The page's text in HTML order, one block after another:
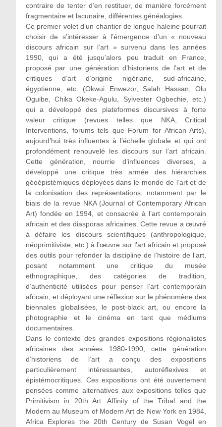
contraire de tenter d’en restituer, de manière forcément
fragmentaire et lacunaire, différentes généalogies.
Ce premier volet d’un chantier de longue haleine pourrait
choisir de s’intéresser à l’émergence d’un « nouveau
discours africain sur l’art » survenu dans les années
1990, qui a été jusqu’alors peu traduit en France,
proposé par une génération d’historiens de l’art et de
critiques d’art d’origine nigériane, sud-africaine,
égyptienne, etc. (Okwui Enwezor, Salah Hassan, Olu
Oguibe, Chika Okeke-Agulu, Sylvester Ogbechie, etc.)
qui a développé des plateformes discursives à forte
valeur critique (revues telles que NKA, Critical
Interventions, forums tels que Forum for African Arts),
aujourd’hui très influentes à l’échelle globale et qui ont
profondément renouvelé les discours sur l’art africain.
Cette génération, nourrie d’influences diverses, a
développé une critique très armée des hiérarchies
géoépistémiques déployées dans le monde de l’art et de
la colonisation des représentations, notamment par le
biais de la revue NKA (Journal of Contemporary African
Art) fondée en 1994, et consacrée à l’art contemporain
africain et des diasporas africaines. Cette revue a œuvré
à défaire les discours scientifiques (anthropologique,
néoprimitiviste, etc.) à l’œuvre sur l’art africain et proposé
des outils pour refonder la discipline de l’histoire de l’art,
posant notamment une critique du musée
ethnographique, des catégories de tradition,
d’authenticité utilisées pour penser l’art contemporain
africain, et déployant une réflexion sur le phénomène des
biennales globalisées, le post-black art, ou encore la
photographie et le cinéma en tant que médiums
documentaires.
Dans le contexte des grandes expositions régionalistes
africaines des années 1980‑1990, cette génération
d’historiens de l’art a conçu des expositions
particulièrement intéressantes, autoréflexives et
épistémocritiques. Ces expositions ont été ouvertement
pensées comme alternatives aux expositions telles que
Primitivism in 20th Art: Affinity of the Tribal and the
Modern au Museum of Modern Art de New York en 1984,
Africa Explores the 20th Century de Susan Vogel en